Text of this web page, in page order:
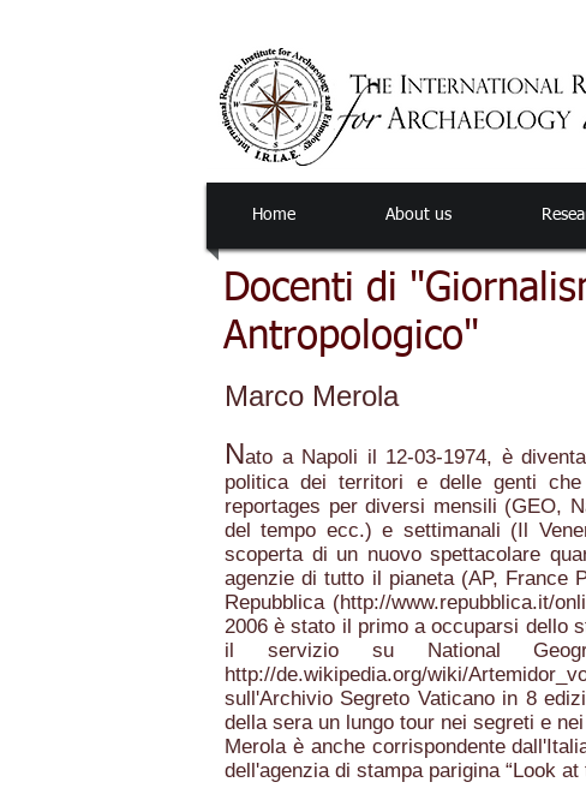
Home About us
Docenti di
Antropologico"
Marco Merola
Nato a Napoli il 12-03-1974, è
politica dei territori e delle genti
reportages per diversi mensili (GEO,
del tempo ecc.) e settimanali (Il
scoperta di un nuovo spettacolare
agenzie di tutto il pianeta (AP, France
Repubblica (http://www.repubblica.it/
2006 è stato il primo a occuparsi dello
il servizio su National
http://de.wikipedia.org/wiki/
sull'Archivio Segreto Vaticano in 8
della sera un lungo tour nei segreti e
Merola è anche corrispondente
dell'agenzia di stampa parigina “Look